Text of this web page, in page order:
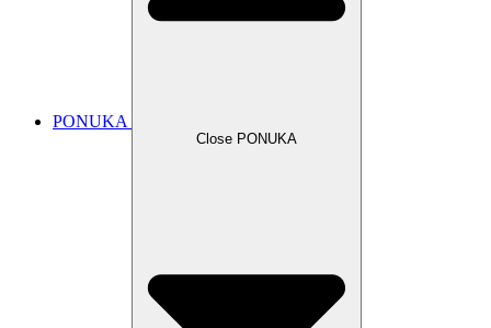
PONUKA
Close PONUKA